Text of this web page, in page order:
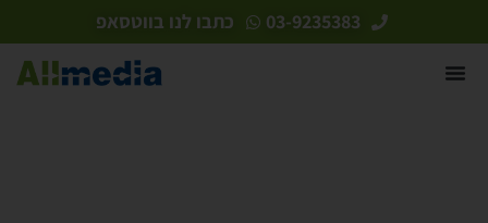
03-9235383 כתבו לנו בווטסאפ